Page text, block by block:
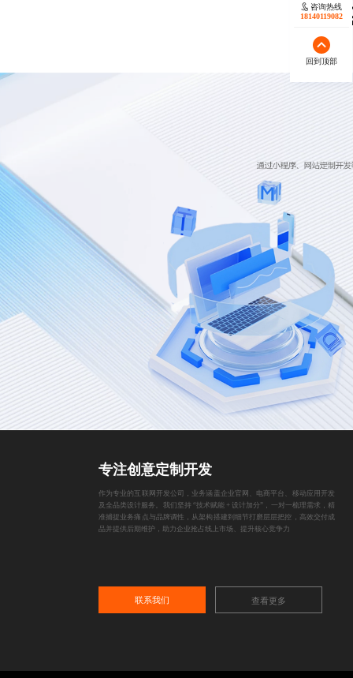
咨询热线
18140119082
回到顶部
专注创意定制开发
作为专业的互联网开发公司，业务涵盖企业官网、电商平台、移动应用开发
及全品类设计服务。我们坚持 “技术赋能 + 设计加分”，一对一梳理需求，精
准捕捉业务痛点与品牌调性，从架构搭建到细节打磨层层把控，高效交付成
品并提供后期维护，助力企业抢占线上市场、提升核心竞争力
联系我们 查看更多